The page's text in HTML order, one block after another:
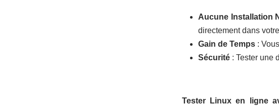
Aucune Installation
directement dans
Gain de Temps :
Sécurité : Tester une
Tester Linux en ligne